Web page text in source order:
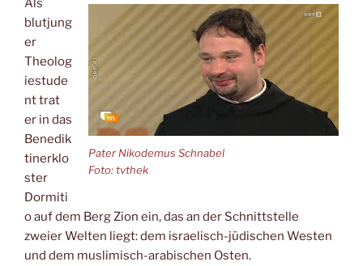
Pater Nikodemus Schnabel
Foto: tvthek
Als
blutjung
er
Theolog
iestude
nt trat
er in das
Benedik
tinerklo
ster
Dormiti
o auf dem Berg Zion ein, das an der Schnittstelle
zweier Welten liegt: dem israelisch-jüdischen Westen
und dem muslimisch-arabischen Osten.